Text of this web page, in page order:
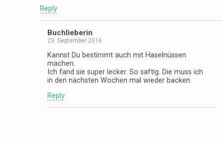
Reply
Buchlieberin
23. September 2016
Kannst Du bestimmt auch mit Haselnüssen
machen.
Ich fand sie super lecker. So saftig. Die muss ich
in den nächsten Wochen mal wieder backen.
Reply